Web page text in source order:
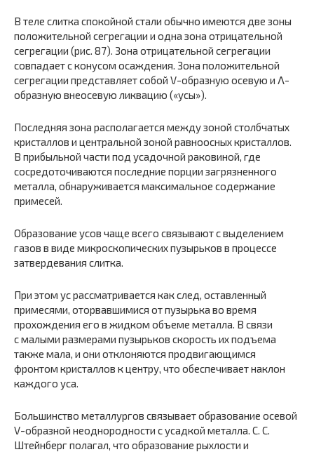
В теле слитка спокойной стали обычно имеются две зоны
положительной сегрегации и одна зона отрицательной
сегрегации (рис. 87). Зона отрицательной сегрегации
совпадает с конусом осаждения. Зона положительной
сегрегации представляет собой V-образную осевую и Λ-
образную внеосевую ликвацию («усы»).
Последняя зона располагается между зоной столбчатых
кристаллов и центральной зоной равноосных кристаллов.
В прибыльной части под усадочной раковиной, где
сосредоточиваются последние порции загрязненного
металла, обнаруживается максимальное содержание
примесей.
Образование усов чаще всего связывают с выделением
газов в виде микроскопических пузырьков в процессе
затвердевания слитка.
При этом ус рассматривается как след, оставленный
примесями, оторвавшимися от пузырька во время
прохождения его в жидком объеме металла. В связи
с малыми размерами пузырьков скорость их подъема
также мала, и они отклоняются продвигающимся
фронтом кристаллов к центру, что обеспечивает наклон
каждого уса.
Большинство металлургов связывает образование осевой
V-образной неоднородности с усадкой металла. С. С.
Штейнберг полагал, что образование рыхлости и